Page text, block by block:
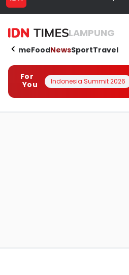
LAMPUNG
HomeFoodNewsSportTravel
For
You
Indonesia Summit 2026